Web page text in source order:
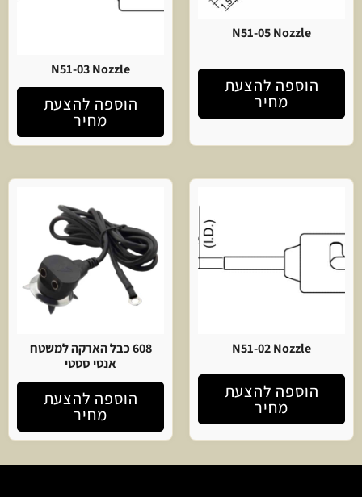
N51-05 Nozzle
הוספה להצעת
מחיר
N51-03 Nozzle
הוספה להצעת
מחיר
N51-02 Nozzle
הוספה להצעת
מחיר
608 כבל הארקה למשטח
אנטי סטטי
הוספה להצעת
מחיר